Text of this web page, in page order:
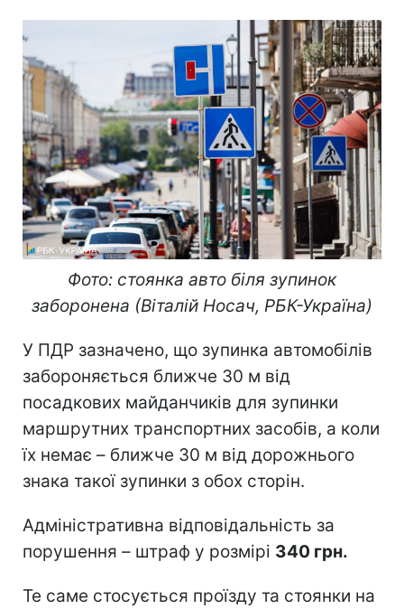
Фото: стоянка авто біля зупинок
заборонена (Віталій Носач, РБК-Україна)
У ПДР зазначено, що зупинка автомобілів
забороняється ближче 30 м від
посадкових майданчиків для зупинки
маршрутних транспортних засобів, а коли
їх немає – ближче 30 м від дорожнього
знака такої зупинки з обох сторін.
Адміністративна відповідальність за
порушення – штраф у розмірі 340 грн.
Те саме стосується проїзду та стоянки на